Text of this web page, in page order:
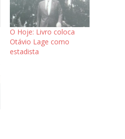
O Hoje: Livro coloca
Otávio Lage como
estadista